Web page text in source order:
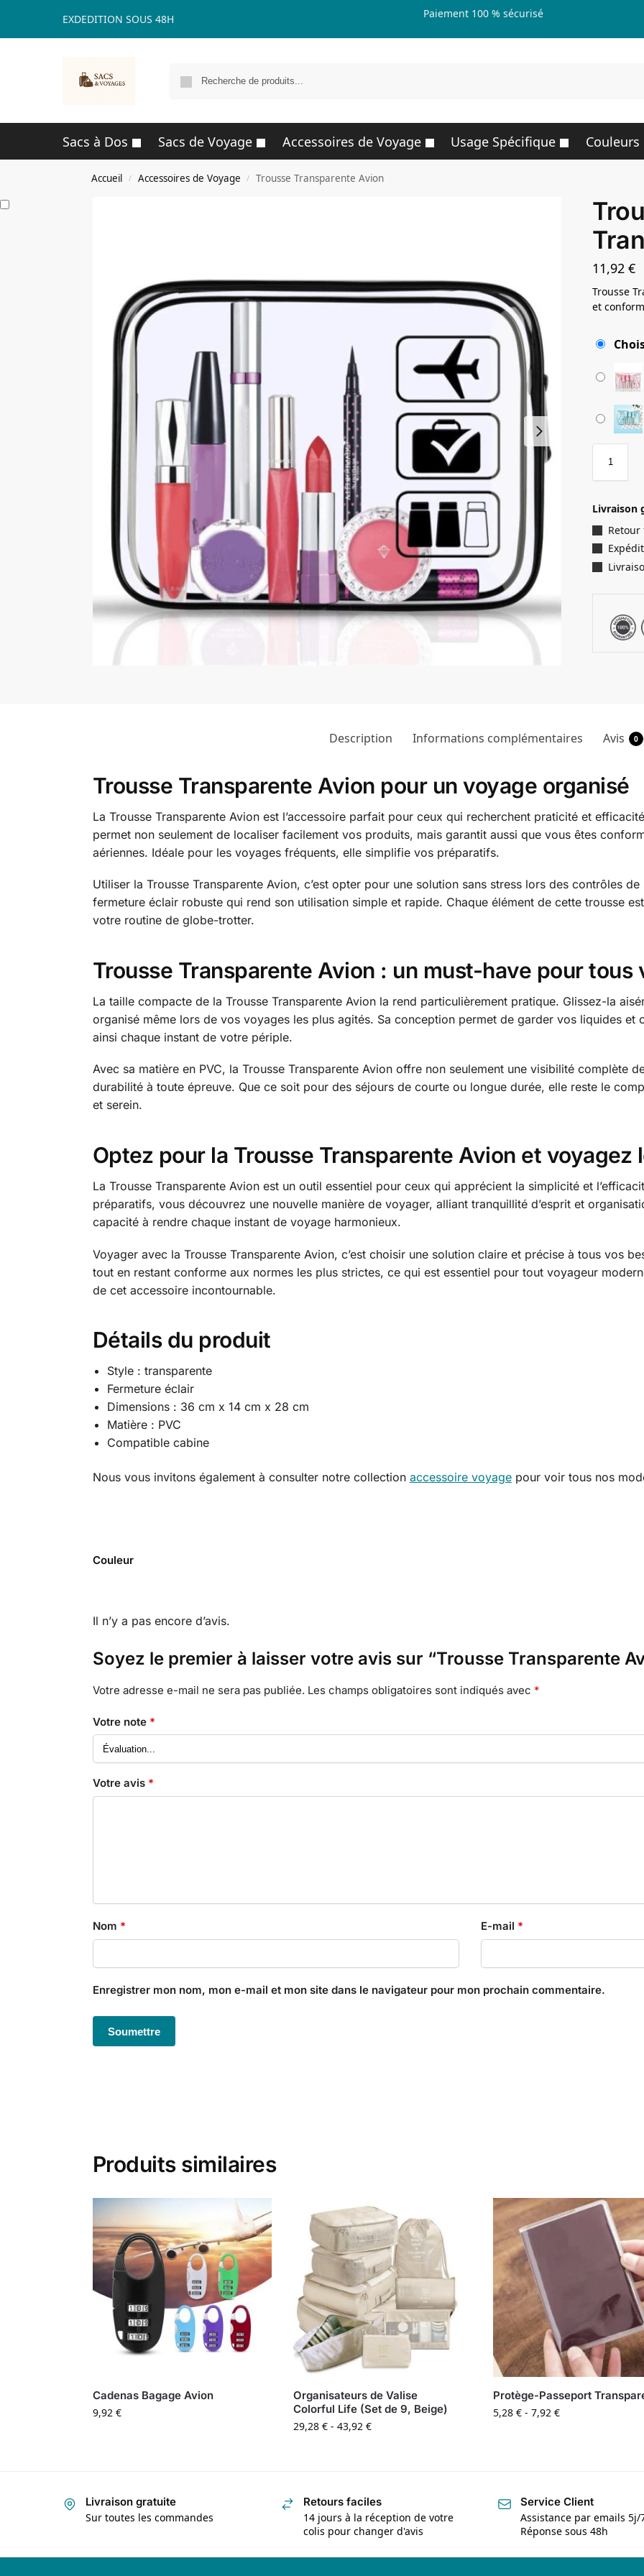
EXDEDITION SOUS 48H Paiement 100 % sécurisé
Sacs à Dos Sacs de Voyage Accessoires de Voyage Usage Spécifique Couleurs
Accueil / Accessoires de Voyage / Trousse Transparente Avion
11,92€
Trousse
et
Livraison
Description Informations complémentaires Avis 0
Trousse Transparente Avion pour un voyage organisé
La Trousse Transparente Avion est l’accessoire parfait pour ceux qui recherchent praticité et
permet non seulement de localiser facilement vos produits, mais garantit aussi que vous êtes
aériennes. Idéale pour les voyages fréquents, elle simplifie vos préparatifs.
Utiliser la Trousse Transparente Avion, c’est opter pour une solution sans stress lors des contrôles de
fermeture éclair robuste qui rend son utilisation simple et rapide. Chaque élément de cette trousse
votre routine de globe-trotter.
Trousse Transparente Avion : un must-have pour tous
La taille compacte de la Trousse Transparente Avion la rend particulièrement pratique. Glissez-la
organisé même lors de vos voyages les plus agités. Sa conception permet de garder vos liquides et
ainsi chaque instant de votre périple.
Avec sa matière en PVC, la Trousse Transparente Avion offre non seulement une visibilité complète
durabilité à toute épreuve. Que ce soit pour des séjours de courte ou longue durée, elle reste le
et serein.
Optez pour la Trousse Transparente Avion et voyagez
La Trousse Transparente Avion est un outil essentiel pour ceux qui apprécient la simplicité et
préparatifs, vous découvrez une nouvelle manière de voyager, alliant tranquillité d’esprit et
capacité à rendre chaque instant de voyage harmonieux.
Voyager avec la Trousse Transparente Avion, c’est choisir une solution claire et précise à tous vos
tout en restant conforme aux normes les plus strictes, ce qui est essentiel pour tout voyageur
de cet accessoire incontournable.
Détails du produit
Style : transparente
Fermeture éclair
Dimensions : 36 cm x 14 cm x 28 cm
Matière : PVC
Compatible cabine
Nous vous invitons également à consulter notre collection accessoire voyagepour voir tous nos
Couleur
Il n’y a pas encore d’avis.
Soyez le premier à laisser votre avis sur “Trousse Transparente
Votre adresse e-mail ne sera pas publiée. Les champs obligatoires sont indiqués avec *
Votre note *
Votre avis *
Nom * E-mail *
Enregistrer mon nom, mon e-mail et mon site dans le navigateur pour mon prochain commentaire.
Produits similaires
Cadenas Bagage Avion
9,92 €
Organisateurs de Valise
Colorful Life (Set de 9, Beige)
29,28 €- 43,92 €
Protège-Passeport
5,28€ -7,92€
Livraison gratuite
Sur toutes les commandes
Retours faciles
14 jours à la réception de votre
colis pour changer d'avis
Service Client
Assistance par emails 5j/
Réponse sous 48h